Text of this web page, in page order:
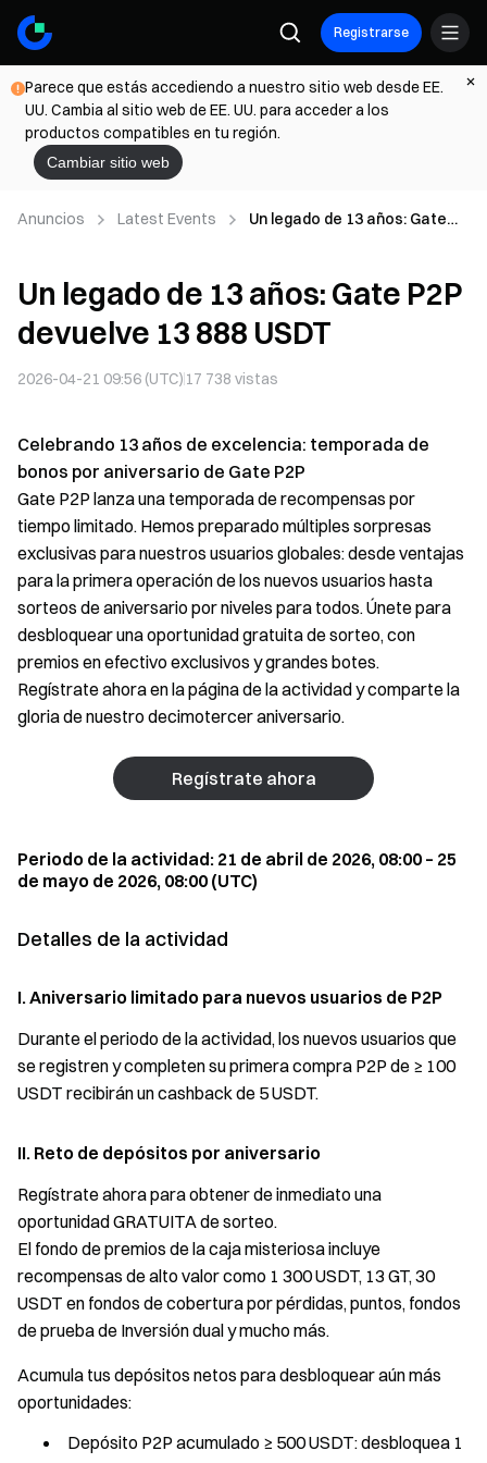
Registrarse
Parece que estás accediendo a nuestro sitio web desde EE.
UU. Cambia al sitio web de EE. UU. para acceder a los
productos compatibles en tu región.
Cambiar sitio web
Anuncios Latest Events
Un legado de 13 años: Gate
Un legado de 13 años: Gate P2P
devuelve 13 888 USDT
2026-04-21 09:56 (UTC) 17 738 vistas
Celebrando 13 años de excelencia: temporada de
bonos por aniversario de Gate P2P
Gate P2P lanza una temporada de recompensas por
tiempo limitado. Hemos preparado múltiples sorpresas
exclusivas para nuestros usuarios globales: desde ventajas
para la primera operación de los nuevos usuarios hasta
sorteos de aniversario por niveles para todos. Únete para
desbloquear una oportunidad gratuita de sorteo, con
premios en efectivo exclusivos y grandes botes.
Regístrate ahora en la página de la actividad y comparte la
gloria de nuestro decimotercer aniversario.
Regístrate ahora
Periodo de la actividad: 21 de abril de 2026, 08:00 – 25
de mayo de 2026, 08:00 (UTC)
Detalles de la actividad
I. Aniversario limitado para nuevos usuarios de P2P
Durante el periodo de la actividad, los nuevos usuarios que
se registren y completen su primera compra P2P de ≥ 100
USDT recibirán un cashback de 5 USDT.
II. Reto de depósitos por aniversario
Regístrate ahora para obtener de inmediato una
oportunidad GRATUITA de sorteo.
El fondo de premios de la caja misteriosa incluye
recompensas de alto valor como 1 300 USDT, 13 GT, 30
USDT en fondos de cobertura por pérdidas, puntos, fondos
de prueba de Inversión dual y mucho más.
Acumula tus depósitos netos para desbloquear aún más
oportunidades:
Depósito P2P acumulado ≥ 500 USDT: desbloquea 1